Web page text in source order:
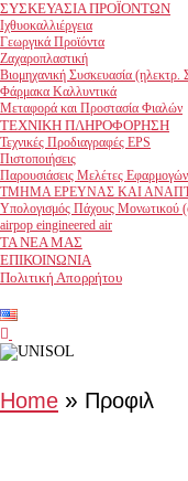
ΣΥΣΚΕΥΑΣΙΑ ΠΡΟΪΟΝΤΩΝ
Ιχθυοκαλλιέργεια
Γεωργικά Προϊόντα
Ζαχαροπλαστική
Βιομηχανική Συσκευασία (ηλεκτρ.
Φάρμακα Καλλυντικά
Μεταφορά και Προστασία Φιαλών
ΤΕΧΝΙΚΗ ΠΛΗΡΟΦΟΡΗΣΗ
Τεχνικές Προδιαγραφές EPS
Πιστοποιήσεις
Παρουσιάσεις Μελέτες Εφαρμογών
ΤΜΗΜΑ ΕΡEΥΝΑΣ ΚΑΙ
Υπολογισμός Πάχους Μονωτικού
airpop eingineered air
ΤΑ ΝΕΑ ΜΑΣ
ΕΠΙΚΟΙΝΩΝΙΑ
Πολιτική Απορρήτου
facebook
Home » Προφιλ